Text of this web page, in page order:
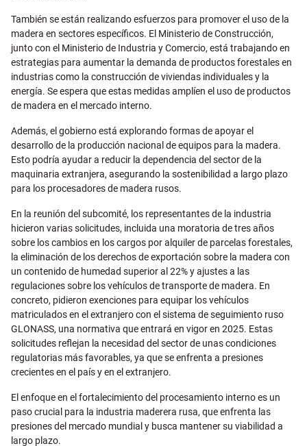
También se están realizando esfuerzos para promover el uso de la
madera en sectores específicos. El Ministerio de Construcción,
junto con el Ministerio de Industria y Comercio, está trabajando en
estrategias para aumentar la demanda de productos forestales en
industrias como la construcción de viviendas individuales y la
energía. Se espera que estas medidas amplíen el uso de productos
de madera en el mercado interno.
Además, el gobierno está explorando formas de apoyar el
desarrollo de la producción nacional de equipos para la madera.
Esto podría ayudar a reducir la dependencia del sector de la
maquinaria extranjera, asegurando la sostenibilidad a largo plazo
para los procesadores de madera rusos.
En la reunión del subcomité, los representantes de la industria
hicieron varias solicitudes, incluida una moratoria de tres años
sobre los cambios en los cargos por alquiler de parcelas forestales,
la eliminación de los derechos de exportación sobre la madera con
un contenido de humedad superior al 22% y ajustes a las
regulaciones sobre los vehículos de transporte de madera. En
concreto, pidieron exenciones para equipar los vehículos
matriculados en el extranjero con el sistema de seguimiento ruso
GLONASS, una normativa que entrará en vigor en 2025. Estas
solicitudes reflejan la necesidad del sector de unas condiciones
regulatorias más favorables, ya que se enfrenta a presiones
crecientes en el país y en el extranjero.
El enfoque en el fortalecimiento del procesamiento interno es un
paso crucial para la industria maderera rusa, que enfrenta las
presiones del mercado mundial y busca mantener su viabilidad a
largo plazo.